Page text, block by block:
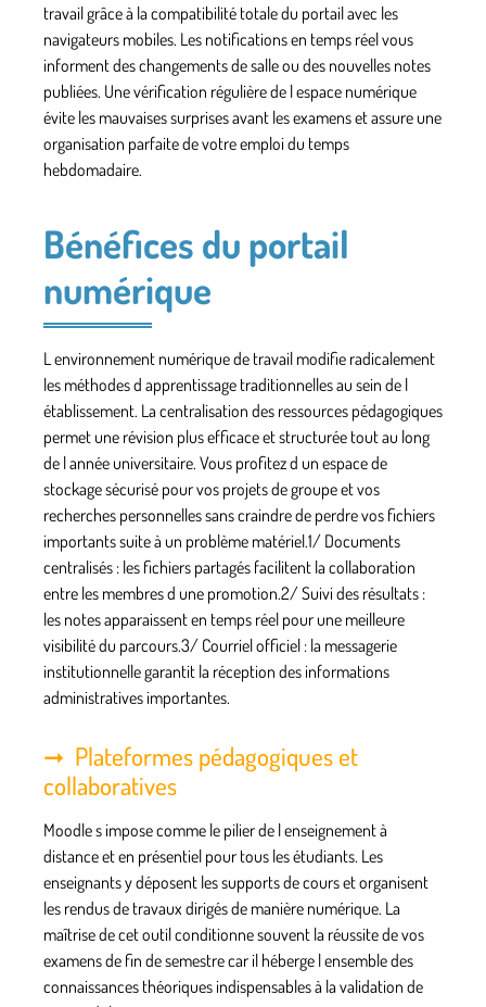
travail grâce à la compatibilité totale du portail avec les
navigateurs mobiles. Les notifications en temps réel vous
informent des changements de salle ou des nouvelles notes
publiées. Une vérification régulière de l espace numérique
évite les mauvaises surprises avant les examens et assure une
organisation parfaite de votre emploi du temps
hebdomadaire.
Bénéfices du portail
numérique
L environnement numérique de travail modifie radicalement
les méthodes d apprentissage traditionnelles au sein de l
établissement. La centralisation des ressources pédagogiques
permet une révision plus efficace et structurée tout au long
de l année universitaire. Vous profitez d un espace de
stockage sécurisé pour vos projets de groupe et vos
recherches personnelles sans craindre de perdre vos fichiers
importants suite à un problème matériel.1/ Documents
centralisés : les fichiers partagés facilitent la collaboration
entre les membres d une promotion.2/Suivi des résultats :
les notes apparaissent en temps réel pour une meilleure
visibilité du parcours.3/ Courriel officiel : la messagerie
institutionnelle garantit la réception des informations
administratives importantes.
Plateformes pédagogiques et
collaboratives
Moodle s impose comme le pilier de l enseignement à
distance et en présentiel pour tous les étudiants. Les
enseignants y déposent les supports de cours et organisent
les rendus de travaux dirigés de manière numérique. La
maîtrise de cet outil conditionne souvent la réussite de vos
examens de fin de semestre car il héberge l ensemble des
connaissances théoriques indispensables à la validation de